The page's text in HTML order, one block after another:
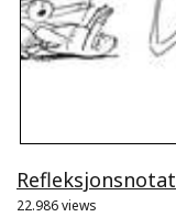
Refleksjonsnotat
22.986 views